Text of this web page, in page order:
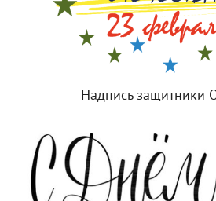
Надпись защитники